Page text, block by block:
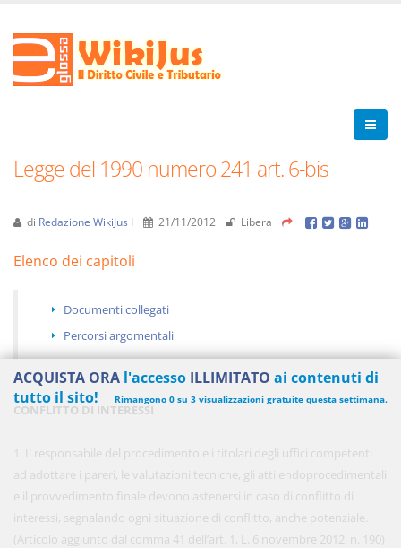
Legge del 1990 numero 241 art. 6-bis
di Redazione WikiJus I 21/11/2012 Libera
Elenco dei capitoli
Documenti collegati
Percorsi argomentali
CONFLITTO DI INTERESSI
1. Il responsabile del procedimento e i titolari degli uffici competenti
ad adottare i pareri, le valutazioni tecniche, gli atti endoprocedimentali
e il provvedimento finale devono astenersi in caso di conflitto di
interessi, segnalando ogni situazione di conflitto, anche potenziale.
(Articolo aggiunto dal comma 41 dell’art. 1, L. 6 novembre 2012, n. 190)
ACQUISTA ORA l'accesso ILLIMITATO ai contenuti di
tutto il sito!
Rimangono 0 su 3 visualizzazioni gratuite questa settimana.
450,00 € ANNUALI
anziché 570.00€,risparmi il 21%!
Acquista ora